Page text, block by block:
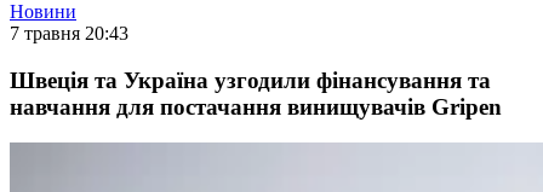
Новини
7 травня 20:43
Швеція та Україна узгодили фінансування та
навчання для постачання винищувачів Gripen